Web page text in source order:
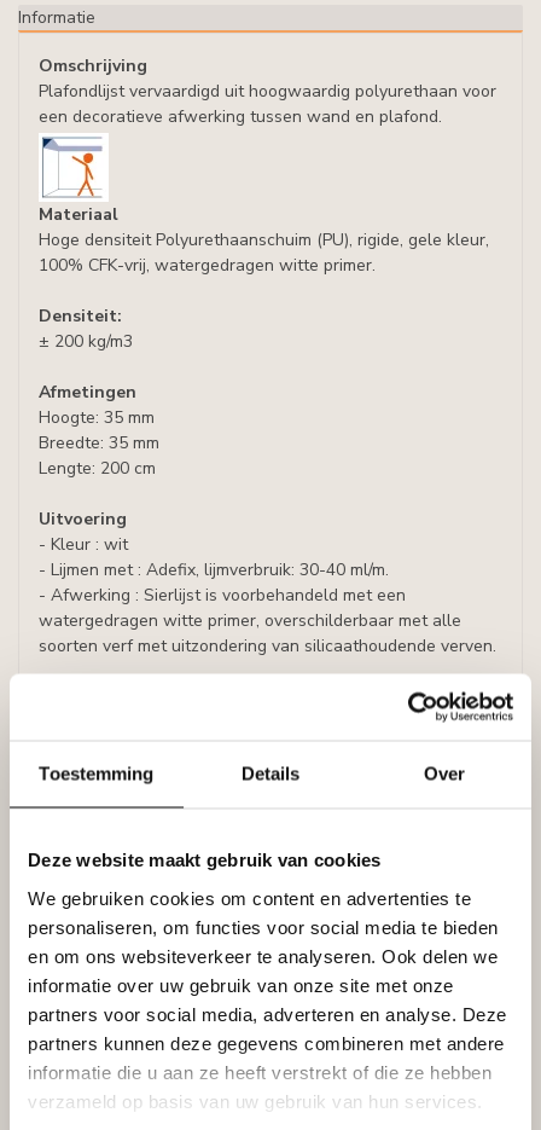
Toestemming Details Over
Deze website maakt gebruik van cookies
We gebruiken cookies om content en advertenties te
personaliseren, om functies voor social media te bieden
en om ons websiteverkeer te analyseren. Ook delen we
informatie over uw gebruik van onze site met onze
partners voor social media, adverteren en analyse. Deze
partners kunnen deze gegevens combineren met andere
informatie die u aan ze heeft verstrekt of die ze hebben
verzameld op basis van uw gebruik van hun services.
Informatie
Omschrijving
Plafondlijst vervaardigd uit hoogwaardig polyurethaan voor
een decoratieve afwerking tussen wand en plafond.
Materiaal
Hoge densiteit Polyurethaanschuim (PU), rigide, gele kleur,
100% CFK-vrij, watergedragen witte primer.
Densiteit:
± 200 kg/m3
Afmetingen
Hoogte: 35 mm
Breedte: 35 mm
Lengte: 200 cm
Uitvoering
- Kleur : wit
- Lijmen met : Adefix, lijmverbruik: 30-40 ml/m.
- Afwerking : Sierlijst is voorbehandeld met een
watergedragen witte primer, overschilderbaar met alle
soorten verf met uitzondering van silicaathoudende verven.
Reviews
Gerelateerde producten
NMC
NMC Adefix lijmkoker 310 ml
Op voorraad
€8,95
NMC
NMC Verstekbak MDF voor
sierlijsten t/m 8 cm, (Small)
Op voorraad
€19,95